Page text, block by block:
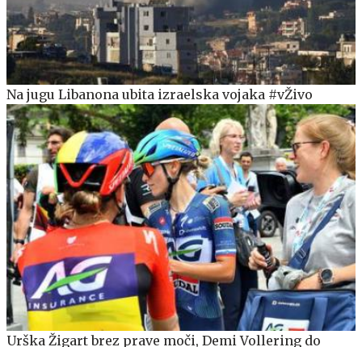
Na jugu Libanona ubita izraelska vojaka #vŽivo
Urška Žigart brez prave moči, Demi Vollering do